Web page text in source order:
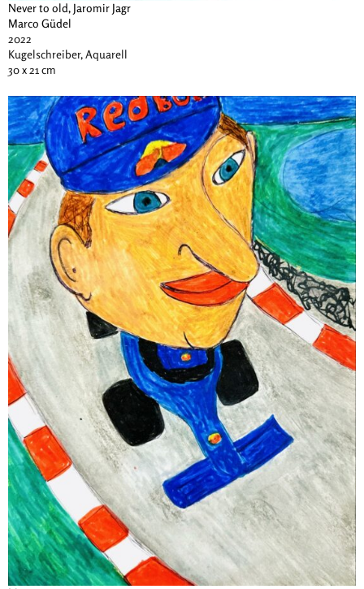
Never to old, Jaromir Jagr
Marco Güdel
2022
Kugelschreiber, Aquarell
30 x 21 cm